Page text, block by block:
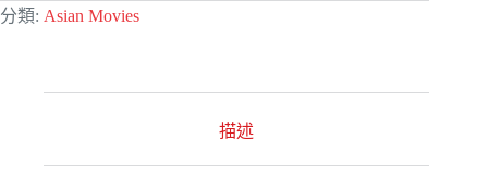
A
l
分類: Asian Movies
描述